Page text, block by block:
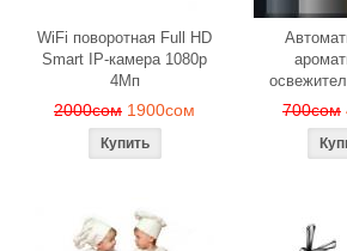
WiFi поворотная Full HD
Smart IP-камера 1080p
4Мп
2000сом 1900сом 700сом